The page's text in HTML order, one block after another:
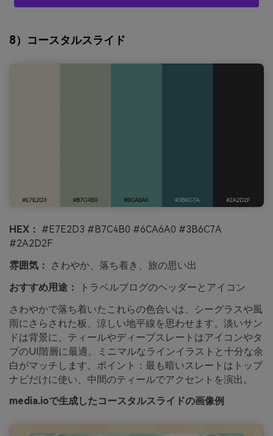
8）コースタルスライド
HEX： #E7E2D3 #B7C4B0 #6CA6A0 #3B6C7A
#2A2D2F
雰囲気：
さわやか、落ち着き、旅の思い出
おすすめ用途：
トラベルブログのヘッダーとアイコン
さわやかで落ち着いたこれらの色合いは、シーグラスや風
雨にさらされた板、涼しい地平線を思わせます。淡いサン
ドは背景に、ティールやディープスレートはアイコンやタ
ブのUI階層に最適。ミニマルなラインイラストと十分な余
白がマッチします。ポイント：最も暗いスレートはトップ
ナビだけに使い、中間のティールでアクセントを演出。
media.ioで生成したコースタルスライドの画像例